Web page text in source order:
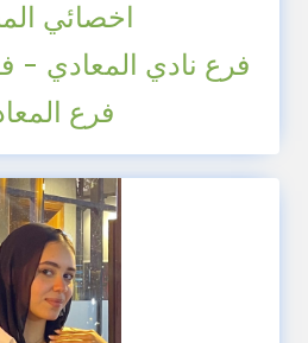
اخصائي
فرع نادي المعادي -
فرع